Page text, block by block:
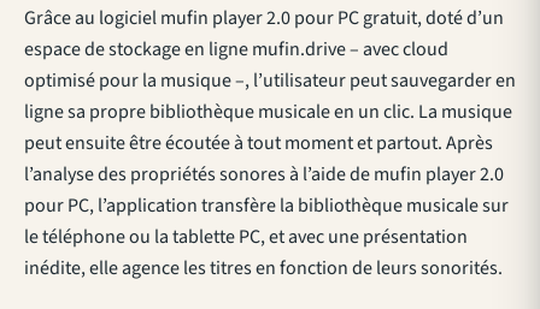
Grâce au logiciel mufin player 2.0 pour PC gratuit, doté d’un
espace de stockage en ligne mufin.drive – avec cloud
optimisé pour la musique –, l’utilisateur peut sauvegarder en
ligne sa propre bibliothèque musicale en un clic. La musique
peut ensuite être écoutée à tout moment et partout. Après
l’analyse des propriétés sonores à l’aide de mufin player 2.0
pour PC, l’application transfère la bibliothèque musicale sur
le téléphone ou la tablette PC, et avec une présentation
inédite, elle agence les titres en fonction de leurs sonorités.